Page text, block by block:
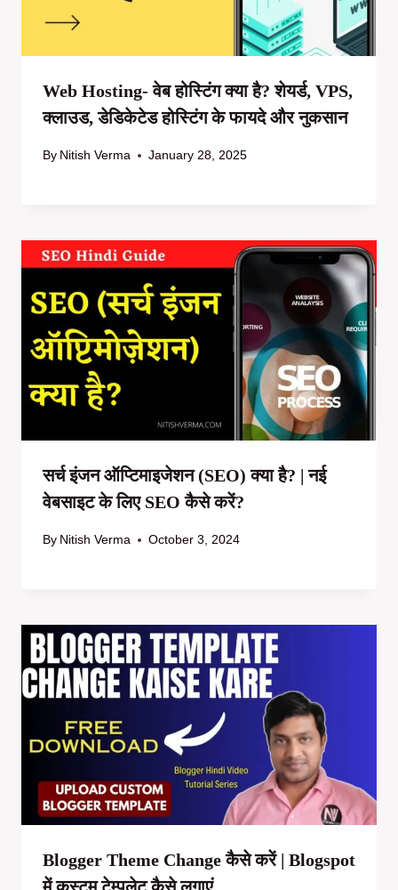
Web Hosting- वेब होस्टिंग क्या है? शेयर्ड, VPS,
क्लाउड, डेडिकेटेड होस्टिंग के फायदे और नुकसान
By Nitish Verma January 28, 2025
सर्च इंजन ऑप्टिमाइजेशन (SEO) क्या है? | नई
वेबसाइट के लिए SEO कैसे करें?
By Nitish Verma October 3, 2024
Blogger Theme Change कैसे करें | Blogspot